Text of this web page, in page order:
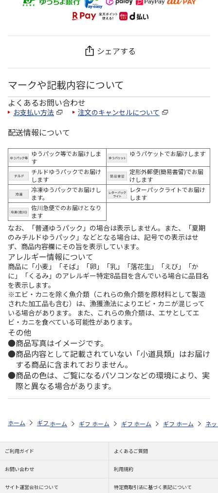
シェアする
マークや記載内容について
よくあるお問い合わせ
お支払い方法 注文のキャンセルについて
配送情報について
ゆうパック等でお届けしま
す
ゆうパケットでお届けします
チルドゆうパックでお届け
します
定形外郵便(簡易書留)でお届
けします
冷凍ゆうパックでお届けし
ます。
レターパックライトでお届け
します
佐川急便でのお届けとなり
ます
なお、「普通ゆうパック」の場合は表示しません。また、「夏期
のみチルドゆうパック」などとなる場合は、記号での表示はせ
ず、商品内容欄にその旨を表示しています。
アレルギー情報について
商品に「小麦」「そば」「卵」「乳」「落花生」「えび」「か
に」「くるみ」のアレルギー特定8品目を含んでいる場合に品目名
を表示します。
※エビ・カニを除く魚介類（これらの魚介類を原材料として製造
された加工品も含む）は、漁獲漁法によりエビ・カニが混じって
いる場合があります。 また、これらの魚介類は、エサとしてエ
ビ・カニを食べている可能性があります。
その他
商品写真はイメージです。
商品内容として記載されていない「小道具類」はお届け
する商品に含まれておりません。
商品の色は、ご覧になるパソコンなどの環境により、実
際と異なる場合があります。
ホーム ギフトストア お中元・夏ギフト特集 2026 ハム・お肉 ＜
ホーム ギフトストア お中元・夏ギフト特集 2026
ホーム ギフトストア お中元・夏ギフト
ホーム ギフトストア お
ホーム ネ
ご利用ガイド よくあるご質問
お問い合わせ 利用規約
サイト運営会社について 特定商取引法に基づく表記について